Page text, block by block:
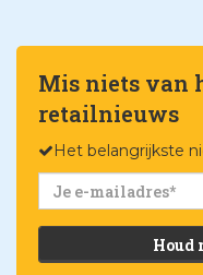
Mis niets van
retailnieuws
Het belangrijkste
Houd